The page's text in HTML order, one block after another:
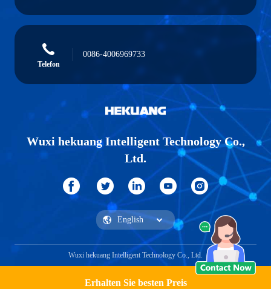
Erhalten Sie besten Preis
Telefon
0086-4006969733
Wuxi hekuang Intelligent Technology Co.,
Ltd.
Wuxi hekuang Intelligent Technology Co., Ltd.
Ein Angebot bekommen